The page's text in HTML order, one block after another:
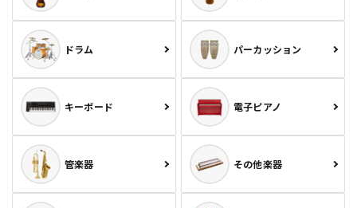
ドラム パーカッション
キーボード 電子ピアノ
管楽器 その他楽器